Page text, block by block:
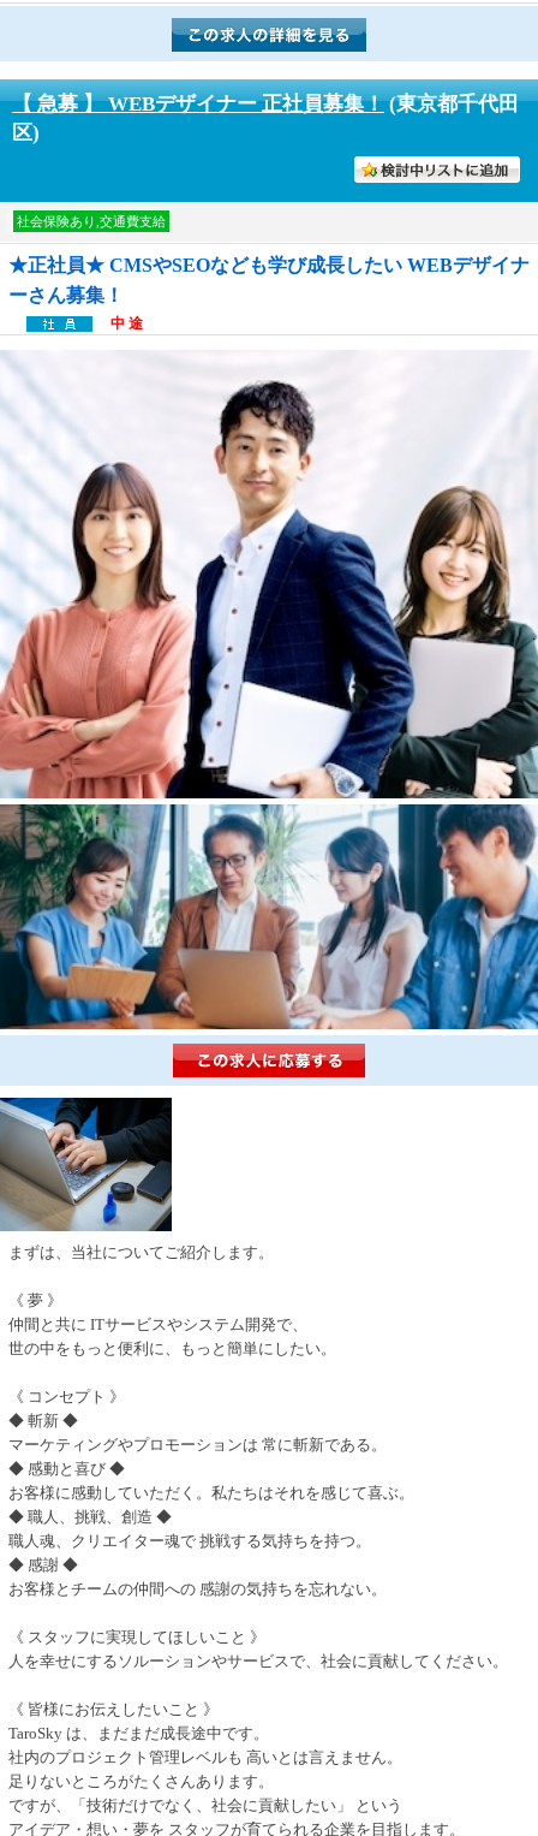
【 急募 】 WEBデザイナー 正社員募集！(東京都千代田
区)
社会保険あり,交通費支給
★正社員★ CMSやSEOなども学び成長したい WEBデザイナ
ーさん募集！
中 途
まずは、当社についてご紹介します。
《 夢 》
仲間と共に ITサービスやシステム開発で、
世の中をもっと便利に、もっと簡単にしたい。
《 コンセプト 》
◆ 斬新 ◆
マーケティングやプロモーションは 常に斬新である。
◆ 感動と喜び ◆
お客様に感動していただく。私たちはそれを感じて喜ぶ。
◆ 職人、挑戦、創造 ◆
職人魂、クリエイター魂で 挑戦する気持ちを持つ。
◆ 感謝 ◆
お客様とチームの仲間への 感謝の気持ちを忘れない。
《 スタッフに実現してほしいこと 》
人を幸せにするソルーションやサービスで、社会に貢献してください。
《 皆様にお伝えしたいこと 》
TaroSky は、まだまだ成長途中です。
社内のプロジェクト管理レベルも 高いとは言えません。
足りないところがたくさんあります。
ですが、「技術だけでなく、社会に貢献したい」 という
アイデア・想い・夢を スタッフが育てられる企業を目指します。